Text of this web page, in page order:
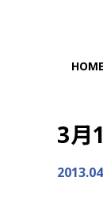
HOME
3月